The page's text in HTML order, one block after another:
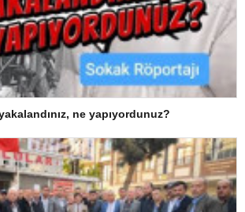
ne yapıyordunuz?